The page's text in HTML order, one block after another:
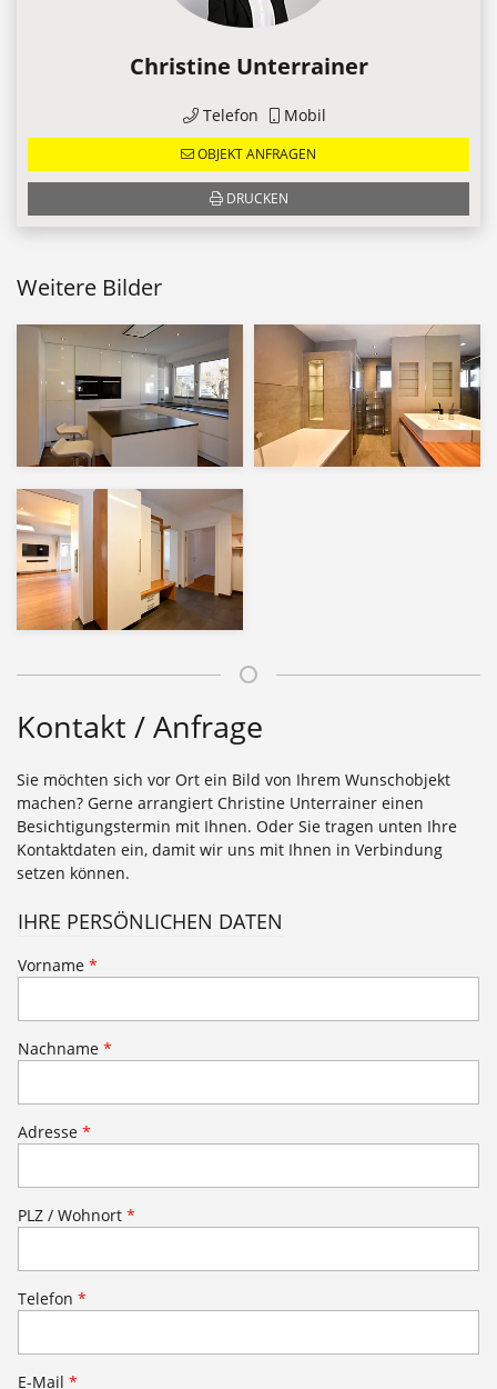
Christine Unterrainer
Telefon Mobil
OBJEKT ANFRAGEN
DRUCKEN
Weitere Bilder
Kontakt / Anfrage
Sie möchten sich vor Ort ein Bild von Ihrem Wunschobjekt
machen? Gerne arrangiert Christine Unterrainer einen
Besichtigungstermin mit Ihnen. Oder Sie tragen unten Ihre
Kontaktdaten ein, damit wir uns mit Ihnen in Verbindung
setzen können.